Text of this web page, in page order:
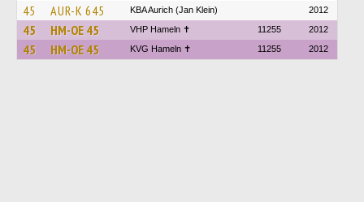
45 AUR-K 645 KBA Aurich (Jan Klein) 2012
45 HM-OE 45 VHP Hameln ✝ 11255 2012
45 HM-OE 45 KVG Hameln ✝ 11255 2012